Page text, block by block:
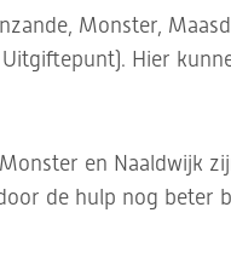
Monster,
Hier
en Naaldwijk
de hulp nog beter